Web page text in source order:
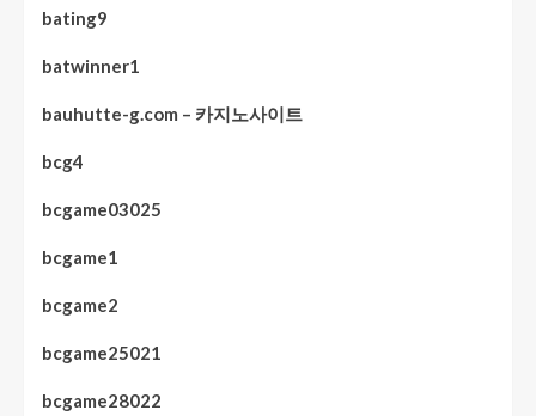
bating9
batwinner1
bauhutte-g.com – 카지노사이트
bcg4
bcgame03025
bcgame1
bcgame2
bcgame25021
bcgame28022